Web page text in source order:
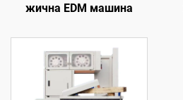
жична EDM машина